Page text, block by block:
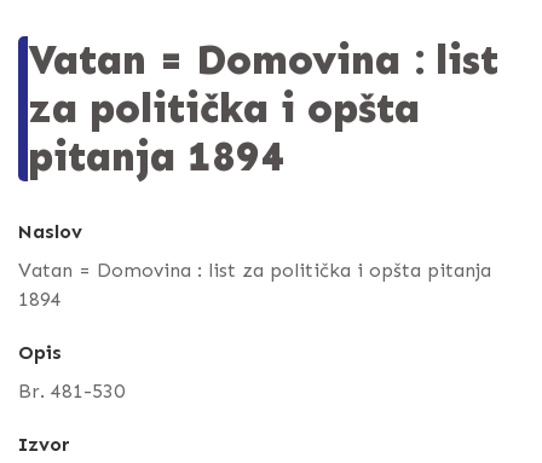
Vatan = Domovina : list
za politička i opšta
pitanja 1894
Naslov
Vatan = Domovina : list za politička i opšta pitanja
1894
Opis
Br. 481-530
Izvor